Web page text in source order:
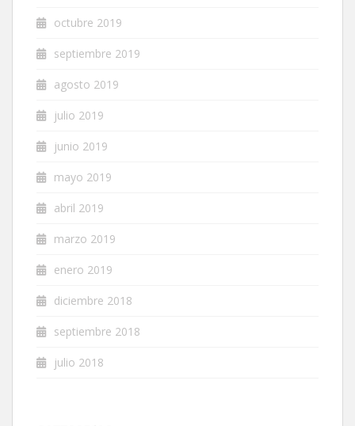
octubre 2019
septiembre 2019
agosto 2019
julio 2019
junio 2019
mayo 2019
abril 2019
marzo 2019
enero 2019
diciembre 2018
septiembre 2018
julio 2018